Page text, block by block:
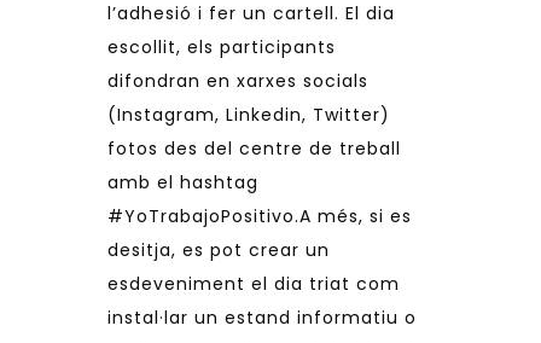
l’adhesió i fer un cartell. El dia
escollit, els participants
difondran en xarxes socials
(Instagram, Linkedin, Twitter)
fotos des del centre de treball
amb el hashtag
#YoTrabajoPositivo.A més, si es
desitja, es pot crear un
esdeveniment el dia triat com
instal·lar un estand informatiu o